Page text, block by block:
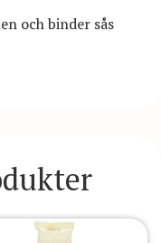
och binder sås